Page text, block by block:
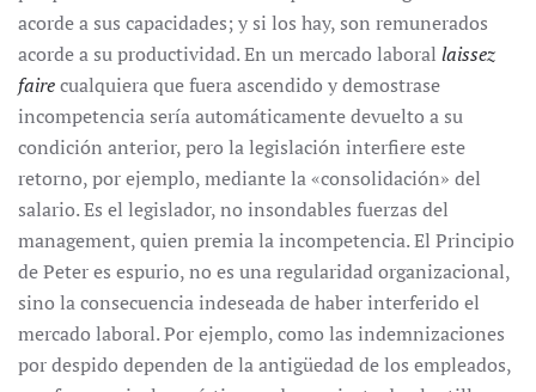
acorde a sus capacidades; y si los hay, son remunerados
acorde a su productividad. En un mercado laboral laissez
fairecualquiera que fuera ascendido y demostrase
incompetencia sería automáticamente devuelto a su
condición anterior, pero la legislación interfiere este
retorno, por ejemplo, mediante la «consolidación» del
salario. Es el legislador, no insondables fuerzas del
management, quien premia la incompetencia. El Principio
de Peter es espurio, no es una regularidad organizacional,
sino la consecuencia indeseada de haber interferido el
mercado laboral. Por ejemplo, como las indemnizaciones
por despido dependen de la antigüedad de los empleados,